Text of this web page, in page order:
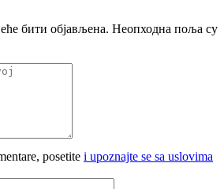
бити објављена. Неопходна поља су
posetite i upoznajte se sa uslovima